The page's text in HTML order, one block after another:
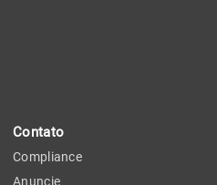
Contato
Compliance
Anuncie